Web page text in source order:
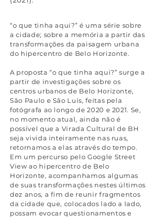
“o que tinha aqui?” é uma série sobre
a cidade; sobre a memória a partir das
transformações da paisagem urbana
do hipercentro de Belo Horizonte.
A proposta “o que tinha aqui?” surge a
partir de investigações sobre os
centros urbanos de Belo Horizonte,
São Paulo e São Luís, feitas pela
fotógrafa ao longo de 2020 e 2021. Se,
no momento atual, ainda não é
possível que a Virada Cultural de BH
seja vivida inteiramente nas ruas,
retornamos a elas através do tempo.
Em um percurso pelo Google Street
View ao hipercentro de Belo
Horizonte, acompanhamos algumas
de suas transformações nestes últimos
dez anos, a fim de reunir fragmentos
da cidade que, colocados lado a lado,
possam evocar questionamentos e